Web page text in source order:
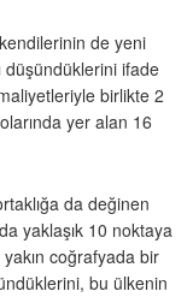
de yeni
düşündüklerini ifade
birlikte 2
yer alan 16
da değinen
yaklaşık 10 noktaya
yakın coğrafyada bir
bu ülkenin